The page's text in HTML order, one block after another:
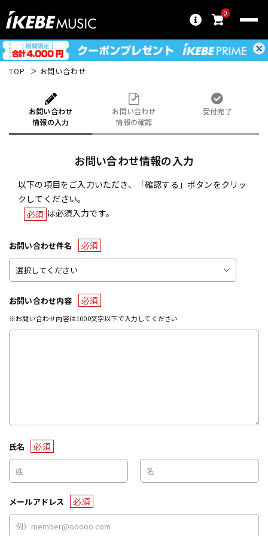
0
TOP お問い合わせ
お問い合わせ
情報の入力
お問い合わせ
情報の確認
受付完了
お問い合わせ情報の入力
以下の項目をご入力いただき、「確認する」ボタンをクリッ
クしてください。
必須 は必須入力です。
お問い合わせ件名 必須
お問い合わせ内容 必須
※お問い合わせ内容は1000文字以下で入力してください
氏名 必須
メールアドレス 必須